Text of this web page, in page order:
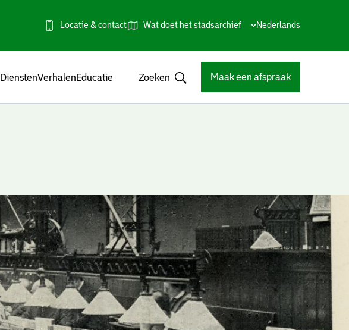
Locatie & contact Wat doet het stadsarchief
Huidige
Nederlands
DienstenVerhalenEducatie Zoeken Maak een afspraak